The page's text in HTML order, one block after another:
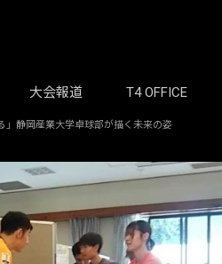
大会報道 T4 OFFICE
」静岡産業大学卓球部が描く未来の姿